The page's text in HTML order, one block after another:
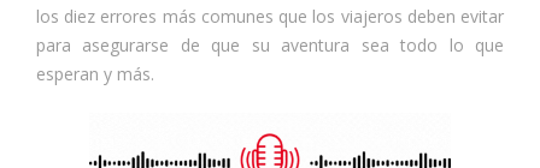
los diez errores más comunes que los viajeros deben evitar
para asegurarse de que su aventura sea todo lo que
esperan y más.